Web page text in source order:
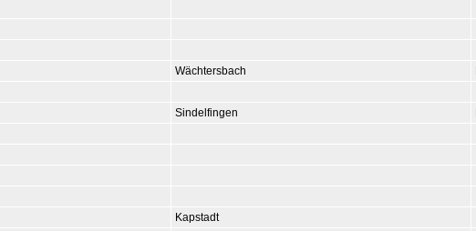
Wächtersbach
Sindelfingen
Kapstadt